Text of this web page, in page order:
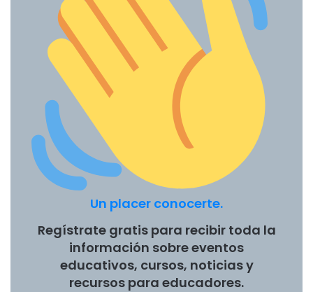
Un placer conocerte.
Regístrate gratis para recibir toda la
información sobre eventos
educativos, cursos, noticias y
recursos para educadores.